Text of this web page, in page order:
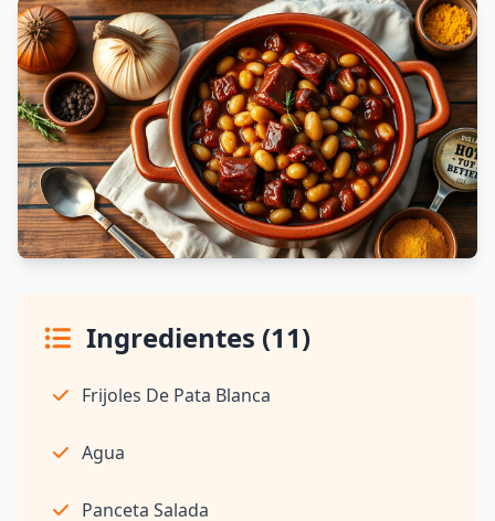
Ingredientes (11)
Frijoles De Pata Blanca
Agua
Panceta Salada